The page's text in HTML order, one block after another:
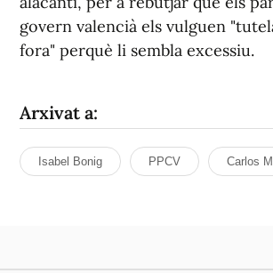
govern valencià els vulguen
fora" perquè li sembla excessiu.
Arxivat a:
Isabel Bonig PPCV Carlos